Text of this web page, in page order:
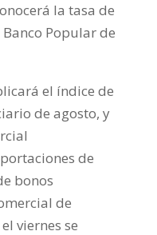
la tasa de
Popular de
el índice de
de agosto, y
de
bonos
de
viernes se